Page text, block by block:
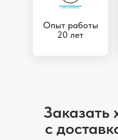
Опыт работы
20 лет
Заказать
с